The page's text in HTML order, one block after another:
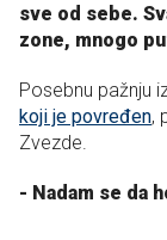
sve od sebe.
zone, mnogo
Posebnu pažnju
koji je povređen,
Zvezde.
- Nadam se da